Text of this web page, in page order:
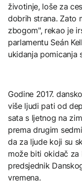
životinje, loše za
dobrih strana. Zato
zbogom", rekao je
parlamentu Seán
ukidanja pomicanja
Godine 2017.
više ljudi pati od
sata s ljetnog na
prema drugim
da za ljude koji su
može biti okidač za
predsjednik
vremena.